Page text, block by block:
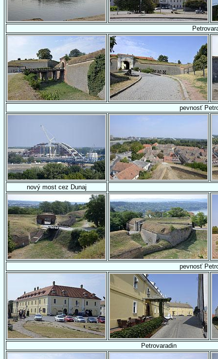
pevnosť
nový most cez Dunaj
pevnosť
Petrovaradin